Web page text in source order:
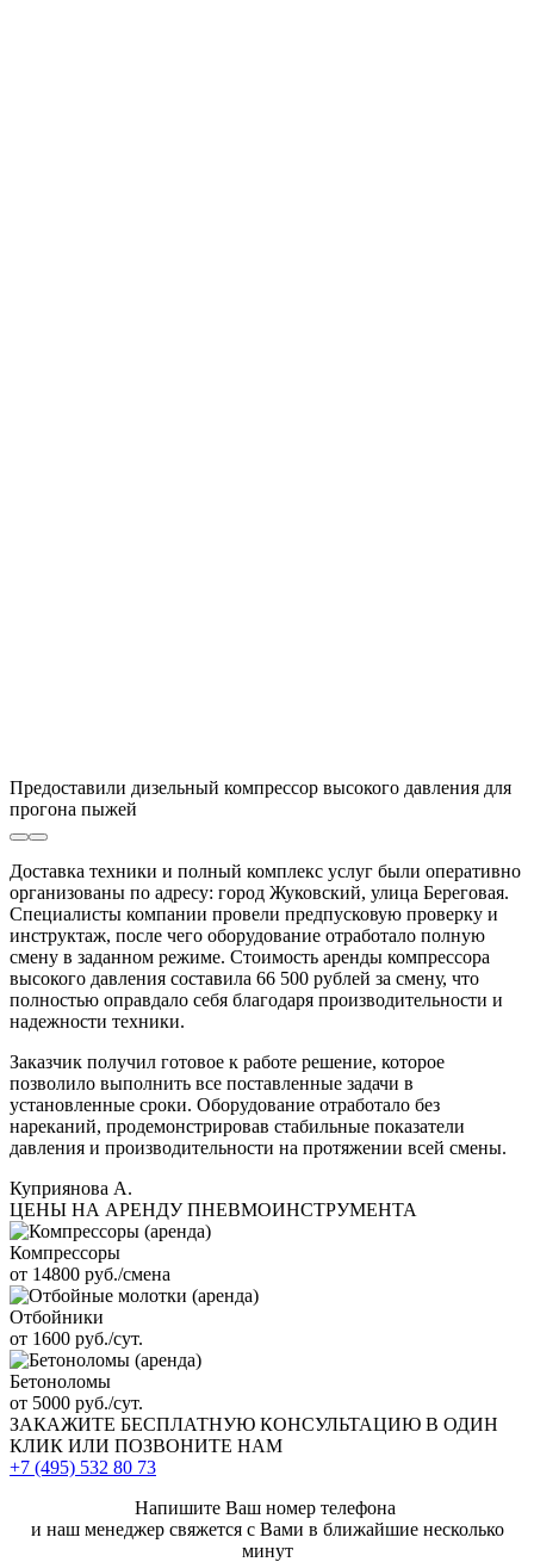
Предоставили дизельный компрессор высокого давления для
прогона пыжей
Доставка техники и полный комплекс услуг были оперативно
организованы по адресу: город Жуковский, улица Береговая.
Специалисты компании провели предпусковую проверку и
инструктаж, после чего оборудование отработало полную
смену в заданном режиме. Стоимость аренды компрессора
высокого давления составила 66 500 рублей за смену, что
полностью оправдало себя благодаря производительности и
надежности техники.
Заказчик получил готовое к работе решение, которое
позволило выполнить все поставленные задачи в
установленные сроки. Оборудование отработало без
нареканий, продемонстрировав стабильные показатели
давления и производительности на протяжении всей смены.
Куприянова А.
ЦЕНЫ НА АРЕНДУ ПНЕВМОИНСТРУМЕНТА
Компрессоры
от 14800 руб./смена
Отбойники
от 1600 руб./сут.
Бетоноломы
от 5000 руб./сут.
ЗАКАЖИТЕ БЕСПЛАТНУЮ КОНСУЛЬТАЦИЮ В ОДИН
КЛИК ИЛИ ПОЗВОНИТЕ НАМ
+7 (495) 532 80 73
Напишите Ваш номер телефона
и наш менеджер свяжется с Вами в ближайшие несколько
минут